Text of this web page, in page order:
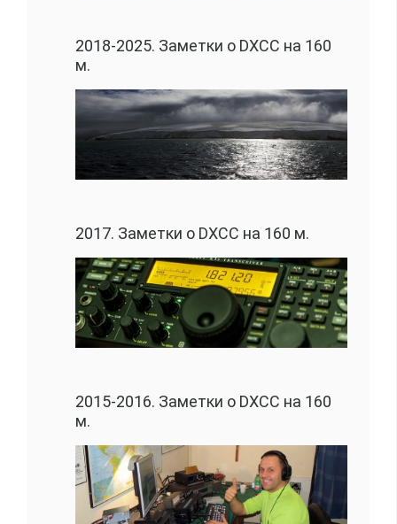
2018-2025. Заметки о DXCC на 160
м.
2017. Заметки о DXCC на 160 м.
2015-2016. Заметки о DXCC на 160
м.